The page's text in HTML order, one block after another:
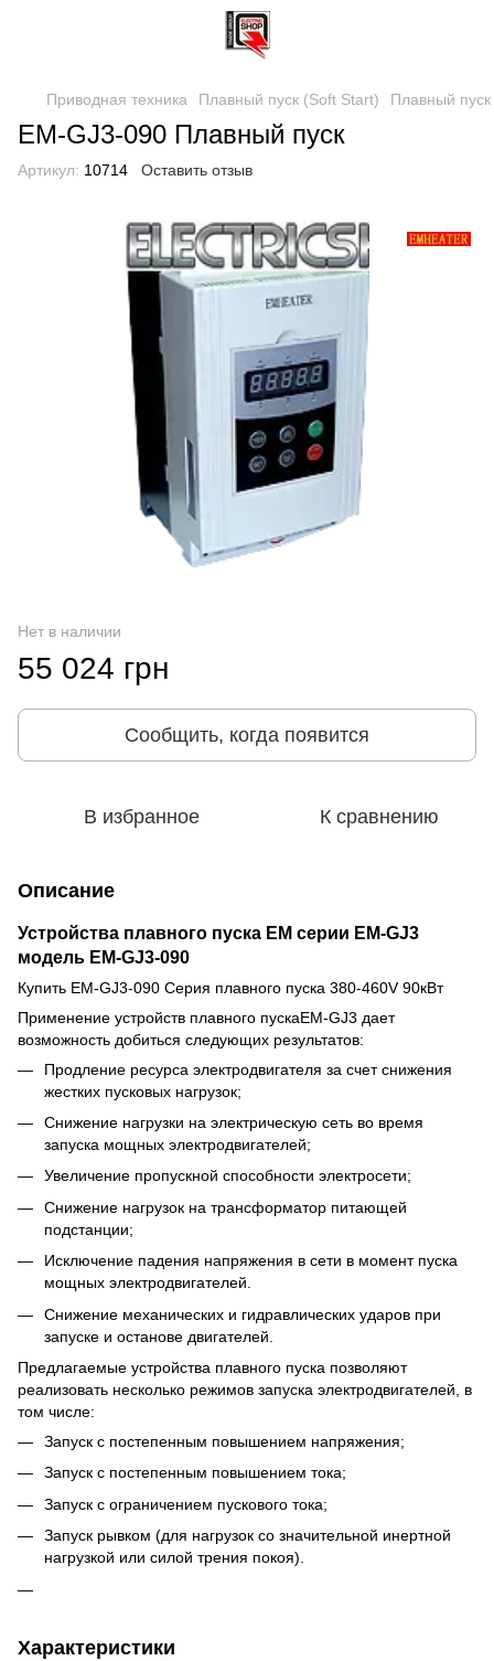
Приводная техника Плавный пуск (Soft Start) Плавный
EM-GJ3-090 Плавный пуск
Артикул: 10714 Оставить отзыв
Нет в наличии
55 024 грн
Сообщить, когда появится
В избранное К сравнению
Описание
Устройства плавного пуска EM серии EM-GJ3
модель EM-GJ3-090
Купить EM-GJ3-090 Серия плавного пуска 380-460V 90кВт
Применение устройств плавного пускаEM-GJ3 дает
возможность добиться следующих результатов:
Продление ресурса электродвигателя за счет снижения
жестких пусковых нагрузок;
Снижение нагрузки на электрическую сеть во время
запуска мощных электродвигателей;
Увеличение пропускной способности электросети;
Снижение нагрузок на трансформатор питающей
подстанции;
Исключение падения напряжения в сети в момент пуска
мощных электродвигателей.
Снижение механических и гидравлических ударов при
запуске и останове двигателей.
Предлагаемые устройства плавного пуска позволяют
реализовать несколько режимов запуска электродвигателей, в
том числе:
Запуск с постепенным повышением напряжения;
Запуск с постепенным повышением тока;
Запуск с ограничением пускового тока;
Запуск рывком (для нагрузок со значительной инертной
нагрузкой или силой трения покоя).
Характеристики